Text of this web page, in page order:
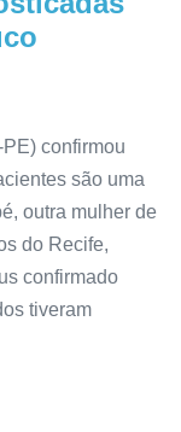
confirmou
são uma
outra mulher de
do Recife,
confirmado
tiveram